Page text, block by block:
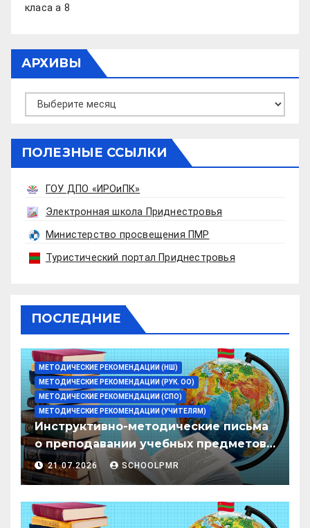
класа а 8
АРХИВЫ
Архивы
ПОЛЕЗНЫЕ ССЫЛКИ
ГОУ ДПО «ИРОиПК»
Электронная школа Приднестровья
Министерство просвещения ПМР
Туристический портал Приднестровья
ПОСЛЕДНИЕ
МЕТОДИЧЕСКИЕ РЕКОМЕНДАЦИИ (НШ)
МЕТОДИЧЕСКИЕ РЕКОМЕНДАЦИИ (РУК. ОО)
МЕТОДИЧЕСКИЕ РЕКОМЕНДАЦИИ (СПО)
МЕТОДИЧЕСКИЕ РЕКОМЕНДАЦИИ (УЧИТЕЛЯМ)
Инструктивно-методические письма
о преподавании учебных предметов/
дисциплин в организациях
образования ПМР на 2026/27 уч. год
21.07.2026 SCHOOLPMR